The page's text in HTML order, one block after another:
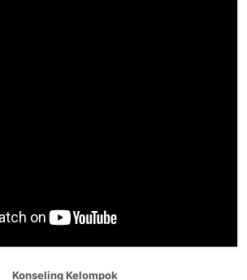
Konseling Kelompok